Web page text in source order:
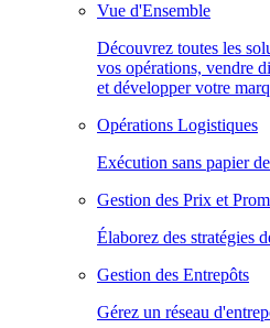
Vue d'Ensemble
Découvrez toutes les
vos opérations, vendre
et développer votre
Opérations Logistiques
Exécution sans papier
Gestion des Prix et
Élaborez des stratégies
Gestion des Entrepôts
Gérez un réseau